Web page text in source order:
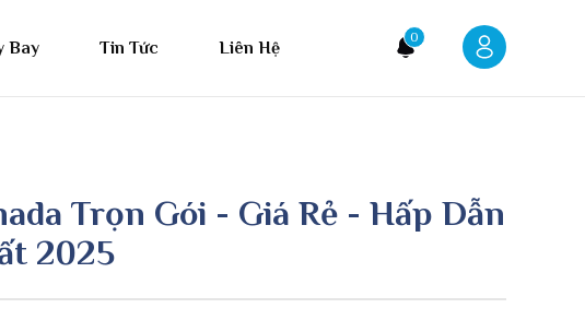
Bay Tin Tức Liên Hệ
0
Trọn Gói - Giá Rẻ - Hấp Dẫn
2025